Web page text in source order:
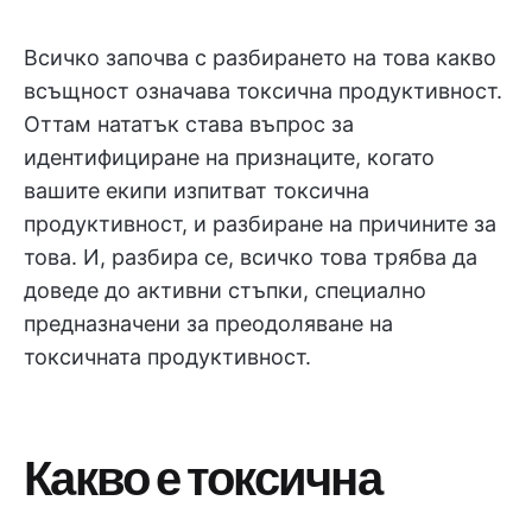
Всичко започва с разбирането на това какво
всъщност означава токсична продуктивност.
Оттам нататък става въпрос за
идентифициране на признаците, когато
вашите екипи изпитват токсична
продуктивност, и разбиране на причините за
това. И, разбира се, всичко това трябва да
доведе до активни стъпки, специално
предназначени за преодоляване на
токсичната продуктивност.
Какво е токсична